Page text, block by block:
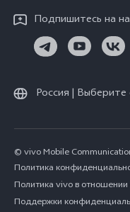
Скачать LUT для Log-
Центр
Подпишитесь на
Россия |
© vivo Mobile
Политика
Политика vivo в
Поддержки